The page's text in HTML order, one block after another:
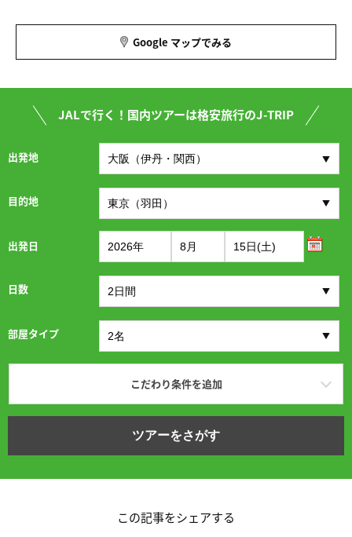
Google マップでみる
JALで行く！国内ツアーは格安旅行のJ-TRIP
出発地
目的地
出発日
日数
部屋タイプ
こだわり条件を追加
ツアーをさがす
この記事をシェアする